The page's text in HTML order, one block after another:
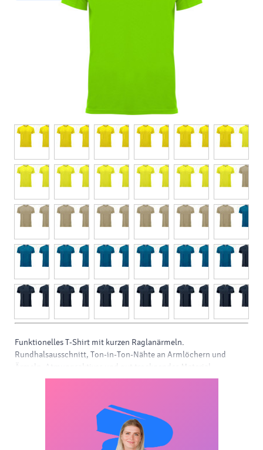
Funktionelles T-Shirt mit kurzen Raglanärmeln.
Rundhalsausschnitt, Ton-in-Ton-Nähte an Armlöchern und
Ärmeln. Atmungsaktives und gut trocknendes Material.
CONTROL-DRY-Material. Abnehmbares Etikett. Technischer
s, m, l, xl, 2xl, 3xl, 4xl, xxl
pes (polyester), stoff